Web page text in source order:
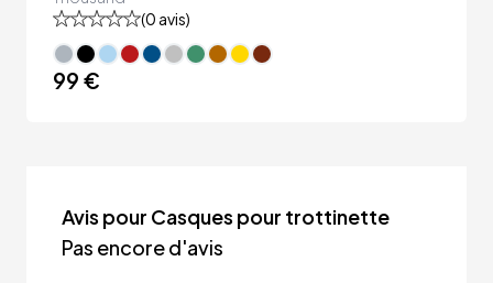
(0 avis)
99 €
Avis pour Casques pour trottinette
Pas encore d'avis